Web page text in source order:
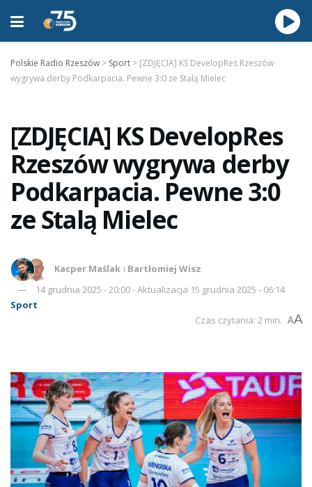
Polskie Radio Rzeszów > Sport > [ZDJĘCIA] KS DevelopRes Rzeszów
wygrywa derby Podkarpacia. Pewne 3:0 ze Stalą Mielec
[ZDJĘCIA] KS DevelopRes
Rzeszów wygrywa derby
Podkarpacia. Pewne 3:0
ze Stalą Mielec
Kacper Maślak i Bartłomiej Wisz
14 grudnia 2025 - 20:00 - Aktualizacja 15 grudnia 2025 - 06:14
Sport
Czas czytania: 2 min. AA